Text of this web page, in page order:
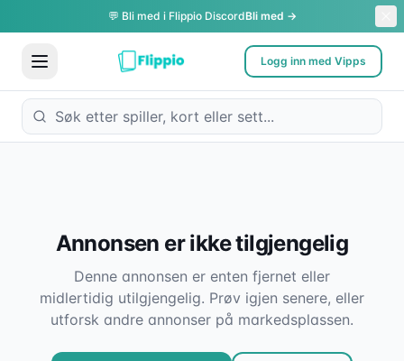
💬 Bli med i Flippio DiscordBli med →
Logg inn med Vipps
Annonsen er ikke tilgjengelig
Denne annonsen er enten fjernet eller
midlertidig utilgjengelig. Prøv igjen senere, eller
utforsk andre annonser på markedsplassen.